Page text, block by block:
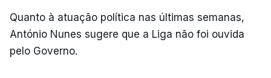
Quanto à atuação política nas últimas semanas,
António Nunes sugere que a Liga não foi ouvida
pelo Governo.